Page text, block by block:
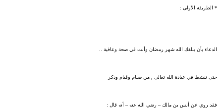
* الطريقة الأولى :
الدعاء بأن يبلغك الله شهر رمضان وأنت في صحة وعافية ..
حتى تنشط في عبادة الله تعالى , من صيام وقيام وذكر
فقد روي عن أنس بن مالك – رضي الله عنه – أنه قال :